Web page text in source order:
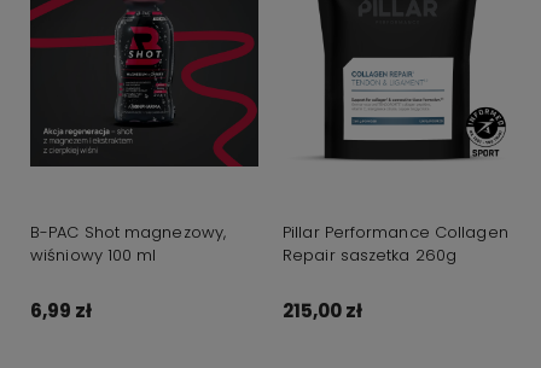
B-PAC Shot magnezowy,
wiśniowy 100 ml
6,99 zł
Pillar Performance Collagen
Repair saszetka 260g
215,00 zł